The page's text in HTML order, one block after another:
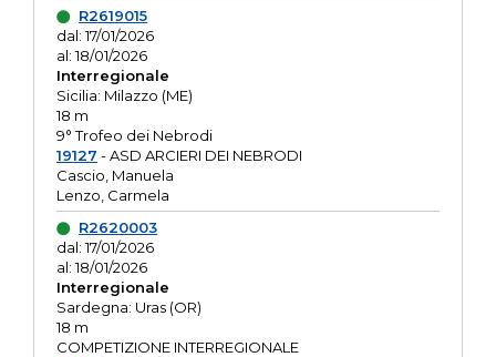
R2619015
dal: 17/01/2026
al: 18/01/2026
Interregionale
Sicilia: Milazzo (ME)
18 m
9° Trofeo dei Nebrodi
19127 - ASD ARCIERI DEI NEBRODI
Cascio, Manuela
Lenzo, Carmela
R2620003
dal: 17/01/2026
al: 18/01/2026
Interregionale
Sardegna: Uras (OR)
18 m
COMPETIZIONE INTERREGIONALE